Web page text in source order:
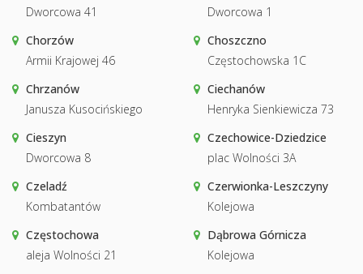
Dworcowa 41
Dworcowa 1
Chorzów
Armii Krajowej 46
Choszczno
Częstochowska 1C
Chrzanów
Janusza Kusocińskiego
Ciechanów
Henryka Sienkiewicza 73
Cieszyn
Dworcowa 8
Czechowice-Dziedzice
plac Wolności 3A
Czeladź
Kombatantów
Czerwionka-Leszczyny
Kolejowa
Częstochowa
aleja Wolności 21
Dąbrowa Górnicza
Kolejowa